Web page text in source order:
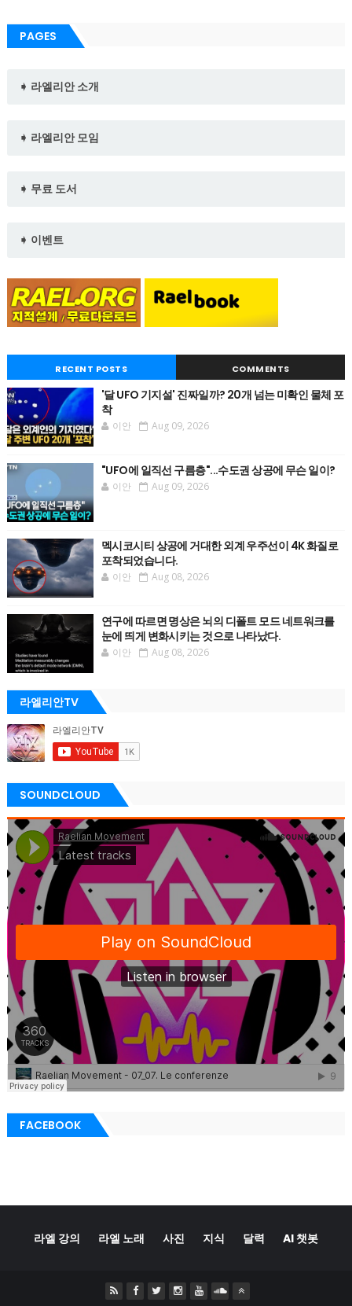
PAGES
➧ 라엘리안 소개
➧ 라엘리안 모임
➧ 무료 도서
➧ 이벤트
RECENT POSTS COMMENTS
'달 UFO 기지설' 진짜일까? 20개 넘는 미확인 물체 포
착
이안 Aug 09, 2026
"UFO에 일직선 구름층"...수도권 상공에 무슨 일이?
이안 Aug 09, 2026
멕시코시티 상공에 거대한 외계 우주선이 4K 화질로
포착되었습니다.
이안 Aug 08, 2026
연구에 따르면 명상은 뇌의 디폴트 모드 네트워크를
눈에 띄게 변화시키는 것으로 나타났다.
이안 Aug 08, 2026
라엘리안TV
SOUNDCLOUD
FACEBOOK
라엘 강의 라엘 노래 사진 지식 달력 AI 챗봇